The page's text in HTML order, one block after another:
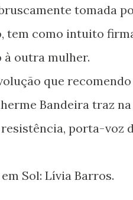
tomada
tem como intuito
à outra mulher.
Bandeira traz na
porta-voz
Sol: Lívia Barros.